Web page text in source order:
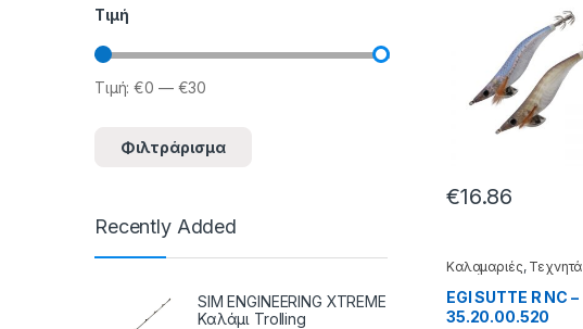
€16.86
Καλαμαριές, Τεχνητά
δολώματα
EGI SUTTE R NC –
35.20.00.520
Τιμή
Ελάχιστη τιμή
Μέγιστη τιμή
Φιλτράρισμα
Τιμή:€0 — €30
Recently Added
SIM ENGINEERING XTREME
Καλάμι Trolling